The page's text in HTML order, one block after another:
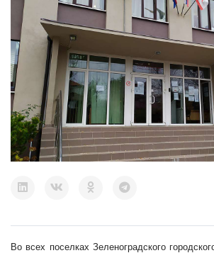
Во всех поселках Зеленоградского